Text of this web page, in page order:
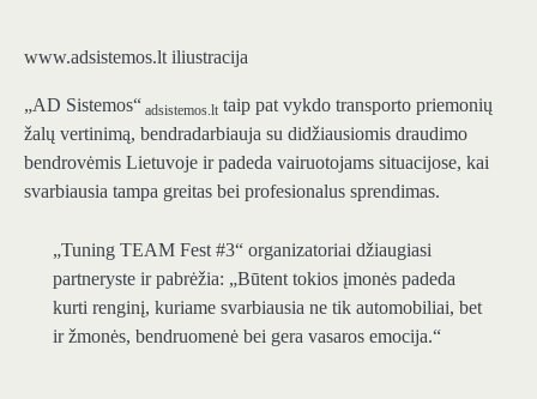
www.adsistemos.lt iliustracija
„AD Sistemos“ adsistemos.lt taip pat vykdo transporto priemonių
žalų vertinimą, bendradarbiauja su didžiausiomis draudimo
bendrovėmis Lietuvoje ir padeda vairuotojams situacijose, kai
svarbiausia tampa greitas bei profesionalus sprendimas.
„Tuning TEAM Fest #3“ organizatoriai džiaugiasi
partneryste ir pabrėžia: „Būtent tokios įmonės padeda
kurti renginį, kuriame svarbiausia ne tik automobiliai, bet
ir žmonės, bendruomenė bei gera vasaros emocija.“